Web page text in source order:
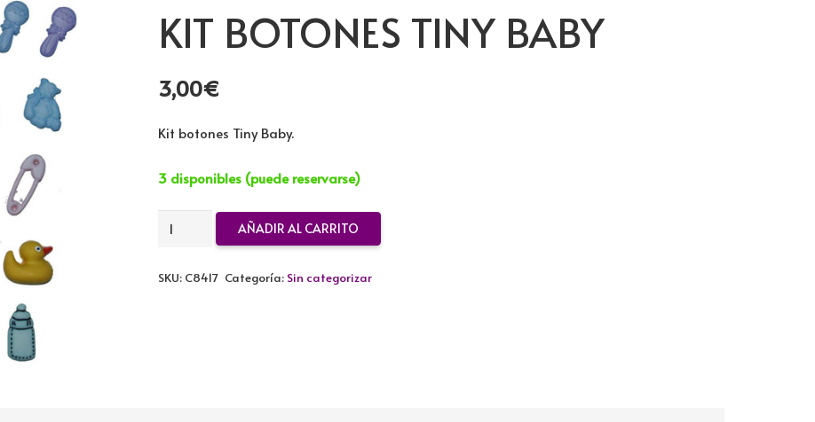
KIT BOTONES TINY BABY
3,00€
Kit botones Tiny Baby.
3 disponibles (puede reservarse)
KIT
BOTONES
TINY
AÑADIR AL CARRITO
SKU: C8417 Categoría: Sin categorizar